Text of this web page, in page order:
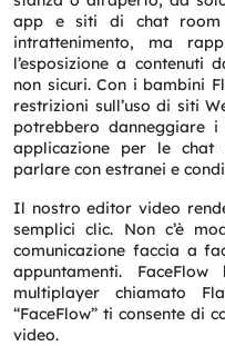
app e siti di chat room
intrattenimento, ma
l’esposizione a contenuti
non sicuri. Con i bambini
restrizioni sull’uso di siti
potrebbero danneggiare
applicazione per le chat
parlare con estranei e
Il nostro editor video
semplici clic. Non c’è
comunicazione faccia a
appuntamenti.
multiplayer chiamato
“FaceFlow” ti consente di
video.